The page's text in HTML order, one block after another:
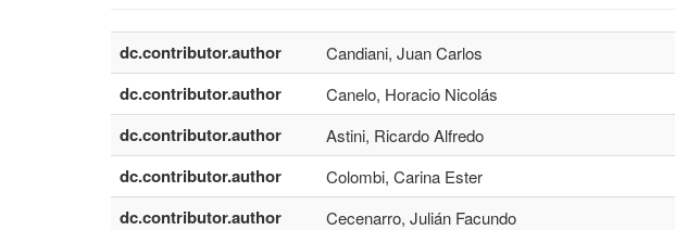
dc.contributor.author Candiani, Juan Carlos
dc.contributor.author Canelo, Horacio Nicolás
dc.contributor.author Astini, Ricardo Alfredo
dc.contributor.author Colombi, Carina Ester
dc.contributor.author Cecenarro, Julián Facundo